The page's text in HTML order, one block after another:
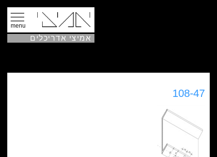
אמיצי אדריכלים
menu
108-47